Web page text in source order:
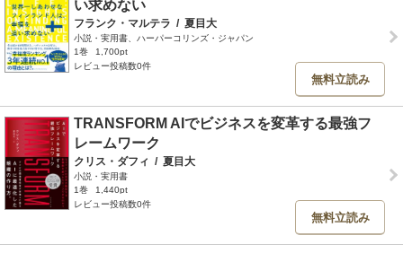
い求めない
フランク・マルテラ / 夏目大
小説・実用書、ハーパーコリンズ・ジャパン
1巻
1,700pt
レビュー投稿数0件
無料立読み
TRANSFORM AIでビジネスを変革する最強フ
レームワーク
クリス・ダフィ / 夏目大
小説・実用書
1巻
1,440pt
レビュー投稿数0件
無料立読み